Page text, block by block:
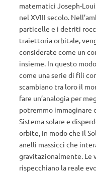
matematici Joseph-
nel XVIII secolo.
particelle e i detriti
traiettoria orbitale,
considerate come un
insieme. In questo
come una serie di fili
scambiano tra loro il
fare un’analogia per
potremmo immaginare
Sistema solare e
orbite, in modo che il
anelli massicci che
gravitazionalmente. Le
rispecchiano la reale